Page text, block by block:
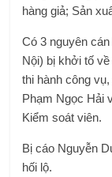
hàng giả; Sản
Có 3 nguyên
Nội) bị khởi tố
thi hành công
Phạm Ngọc Hải
Kiểm soát viên.
Bị cáo Nguyễn
hối lộ.